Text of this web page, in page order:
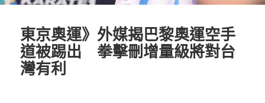
東京奧運》外媒揭巴黎奧運空手
道被踢出 拳擊刪增量級將對台
灣有利